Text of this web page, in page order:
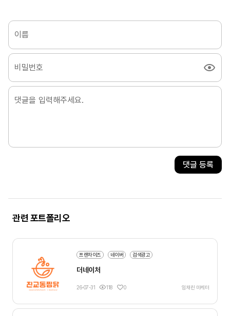
이름
비밀번호
댓글 등록
관련 포트폴리오
프랜차이즈 네이버 검색광고
더네이처
26-07-31 118 0 임채린 마케터